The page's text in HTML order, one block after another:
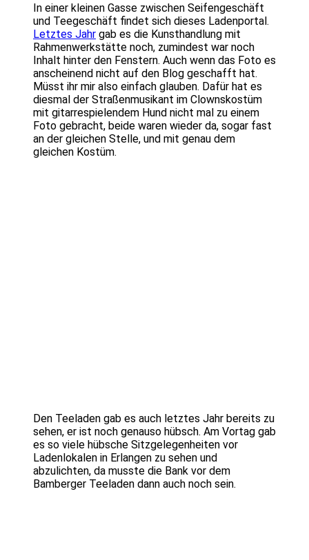
In einer kleinen Gasse zwischen Seifengeschäft
und Teegeschäft findet sich dieses Ladenportal.
Letztes Jahr gab es die Kunsthandlung mit
Rahmenwerkstätte noch, zumindest war noch
Inhalt hinter den Fenstern. Auch wenn das Foto es
anscheinend nicht auf den Blog geschafft hat.
Müsst ihr mir also einfach glauben. Dafür hat es
diesmal der Straßenmusikant im Clownskostüm
mit gitarrespielendem Hund nicht mal zu einem
Foto gebracht, beide waren wieder da, sogar fast
an der gleichen Stelle, und mit genau dem
gleichen Kostüm.
Den Teeladen gab es auch letztes Jahr bereits zu
sehen, er ist noch genauso hübsch. Am Vortag gab
es so viele hübsche Sitzgelegenheiten vor
Ladenlokalen in Erlangen zu sehen und
abzulichten, da musste die Bank vor dem
Bamberger Teeladen dann auch noch sein.